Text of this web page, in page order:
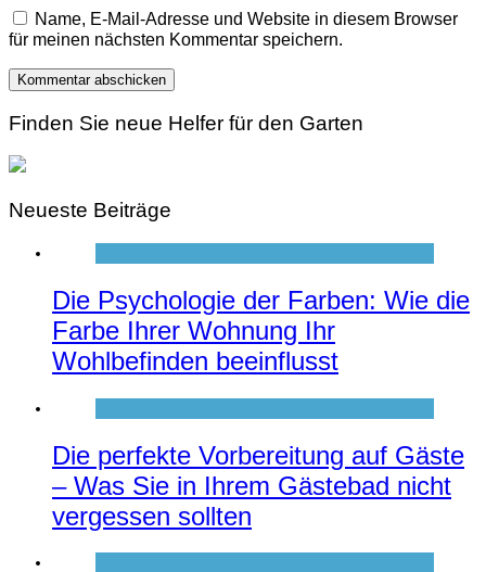
Name, E-Mail-Adresse und Website in diesem Browser
für meinen nächsten Kommentar speichern.
Finden Sie neue Helfer für den Garten
Neueste Beiträge
Die Psychologie der Farben: Wie die
Farbe Ihrer Wohnung Ihr
Wohlbefinden beeinflusst
Die perfekte Vorbereitung auf Gäste
– Was Sie in Ihrem Gästebad nicht
vergessen sollten